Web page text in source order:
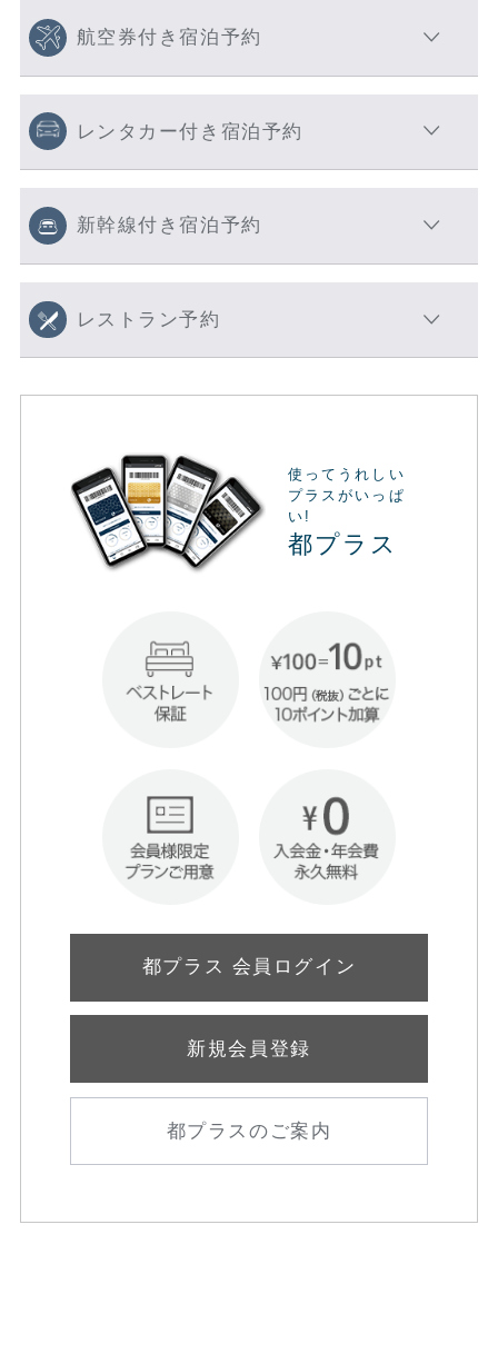
航空券付き宿泊予約
レンタカー付き宿泊予約
新幹線付き宿泊予約
レストラン予約
使ってうれしい
プラスがいっぱ
い!
都プラス
都プラス 会員ログイン
新規会員登録
都プラスのご案内